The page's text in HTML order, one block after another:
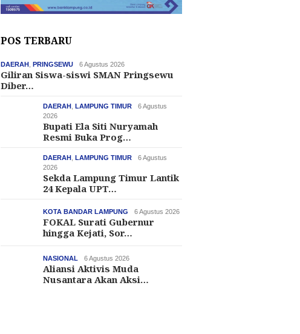
POS TERBARU
DAERAH ,PRINGSEWU 6 Agustus 2026
Giliran Siswa-siswi SMAN Pringsewu
Diber…
DAERAH ,LAMPUNG TIMUR
6 Agustus
2026
Bupati Ela Siti Nuryamah
Resmi Buka Prog…
DAERAH ,LAMPUNG TIMUR
6 Agustus
2026
Sekda Lampung Timur Lantik
24 Kepala UPT…
KOTA BANDAR LAMPUNG 6 Agustus 2026
FOKAL Surati Gubernur
hingga Kejati, Sor…
NASIONAL 6 Agustus 2026
Aliansi Aktivis Muda
Nusantara Akan Aksi…